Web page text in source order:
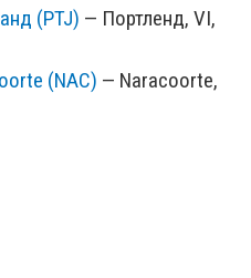
(PTJ) — Портленд, VI,
(NAC) — Naracoorte,